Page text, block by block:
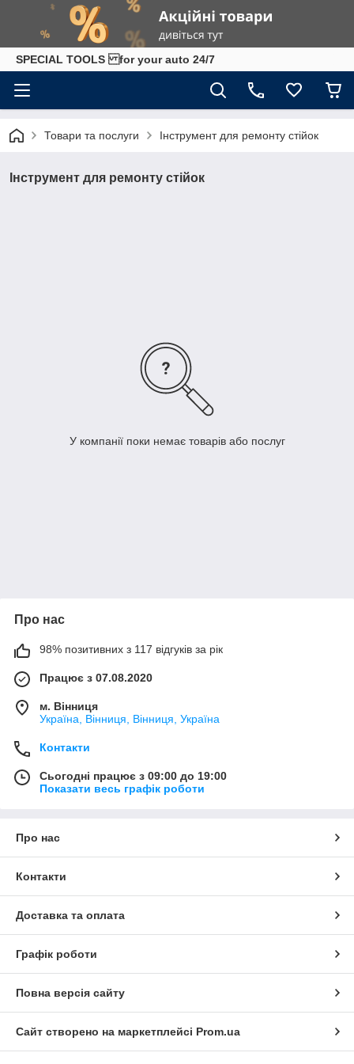
SPECIAL TOOLS for your auto 24/7
Товари та послуги Інструмент для ремонту стійок
Інструмент для ремонту стійок
У компанії поки немає товарів або послуг
Про нас
98% позитивних з 117 відгуків за рік
Працює з 07.08.2020
м. Вінниця
Україна, Вінниця, Вінниця, Україна
Контакти
Сьогодні працює з 09:00 до 19:00
Показати весь графік роботи
Про нас
Контакти
Доставка та оплата
Графік роботи
Повна версія сайту
Сайт створено на маркетплейсі Prom.ua